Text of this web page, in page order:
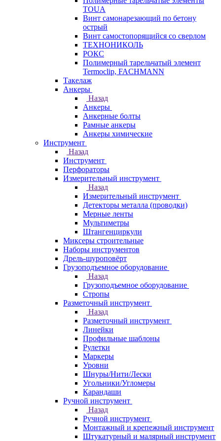
TOUA
Винт самонарезающий по бетону
острый
Винт самостопорящийся со сверлом
ТЕХНОНИКОЛЬ
РОКС
Полимерный тарельчатый элемент
Termoclip, FACHMANN
Такелаж
Анкеры
Назад
Анкеры
Анкерные болты
Рамные анкеры
Анкеры химические
Инструмент
Назад
Инструмент
Перфораторы
Измерительный инструмент
Назад
Измерительный инструмент
Детекторы металла (проводки)
Мерные ленты
Мультиметры
Штангенциркули
Миксеры строительные
Наборы инструментов
Дрель-шуроповёрт
Грузоподъемное оборудование
Назад
Грузоподъемное оборудование
Стропы
Разметочный инструмент
Назад
Разметочный инструмент
Линейки
Профильные шаблоны
Рулетки
Маркеры
Уровни
Шнуры/Нити/Лески
Угольники/Угломеры
Карандаши
Ручной инструмент
Назад
Ручной инструмент
Монтажный и крепежный инструмент
Штукатурный и малярный инструмент